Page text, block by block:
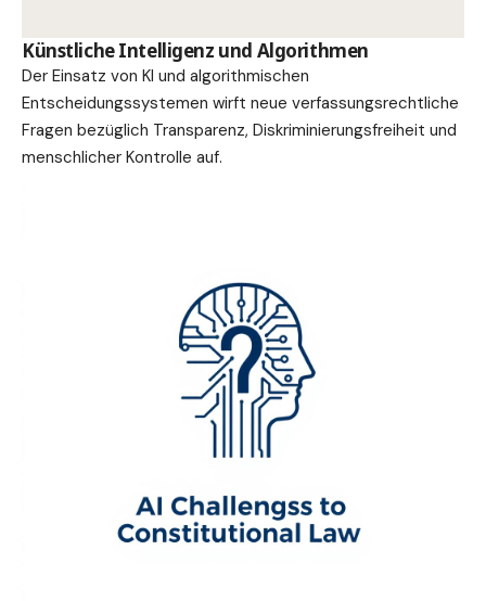
Künstliche Intelligenz und Algorithmen
Der Einsatz von KI und algorithmischen
Entscheidungssystemen wirft neue verfassungsrechtliche
Fragen bezüglich Transparenz, Diskriminierungsfreiheit und
menschlicher Kontrolle auf.